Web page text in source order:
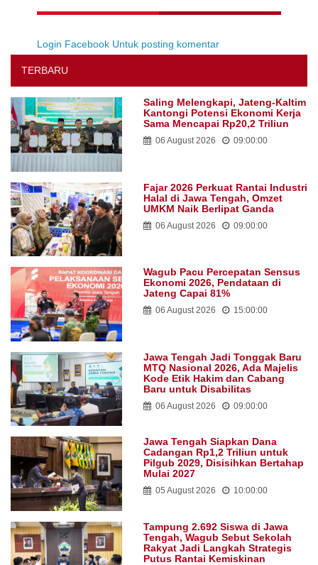
Login Facebook Untuk posting komentar
TERBARU
Saling Melengkapi, Jateng-Kaltim
Kantongi Potensi Ekonomi Kerja
Sama Mencapai Rp20,2 Triliun
06 August 2026 09:00:00
Fajar 2026 Perkuat Rantai Industri
Halal di Jawa Tengah, Omzet
UMKM Naik Berlipat Ganda
06 August 2026 09:00:00
Wagub Pacu Percepatan Sensus
Ekonomi 2026, Pendataan di
Jateng Capai 81%
06 August 2026 15:00:00
Jawa Tengah Jadi Tonggak Baru
MTQ Nasional 2026, Ada Majelis
Kode Etik Hakim dan Cabang
Baru untuk Disabilitas
06 August 2026 09:00:00
Jawa Tengah Siapkan Dana
Cadangan Rp1,2 Triliun untuk
Pilgub 2029, Disisihkan Bertahap
Mulai 2027
05 August 2026 10:00:00
Tampung 2.692 Siswa di Jawa
Tengah, Wagub Sebut Sekolah
Rakyat Jadi Langkah Strategis
Putus Rantai Kemiskinan